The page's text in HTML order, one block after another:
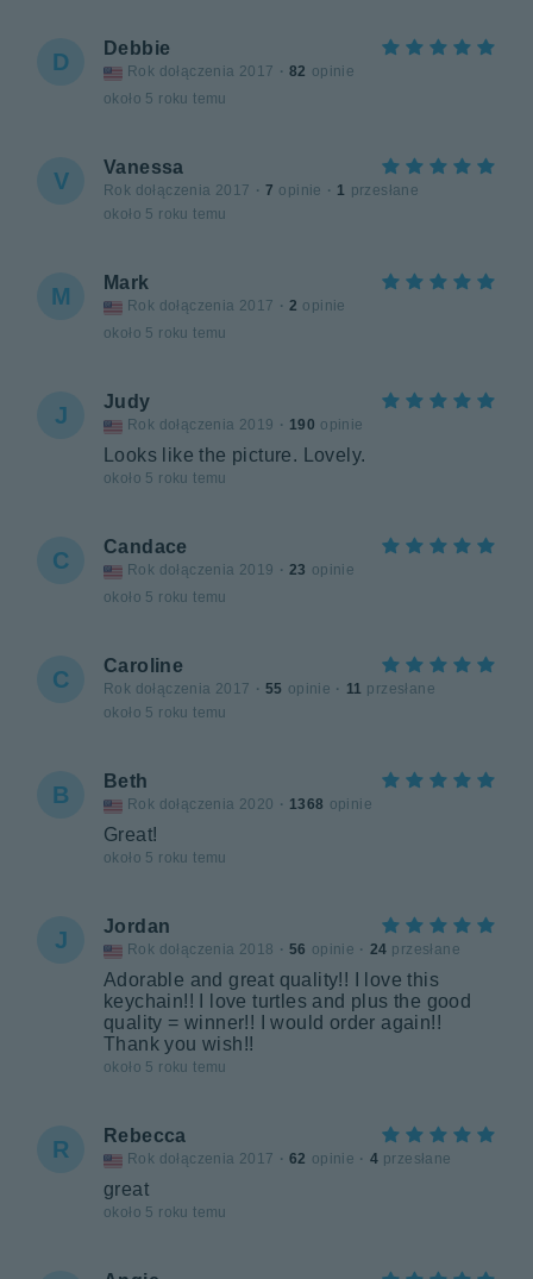
D
Debbie
Rok dołączenia 2017 · 82 opinie
około 5 roku temu
V
Vanessa
Rok dołączenia 2017 · 7 opinie · 1 przesłane
około 5 roku temu
M
Mark
Rok dołączenia 2017 · 2 opinie
około 5 roku temu
J
Judy
Rok dołączenia 2019 · 190 opinie
Looks like the picture. Lovely.
około 5 roku temu
C
Candace
Rok dołączenia 2019 · 23 opinie
około 5 roku temu
C
Caroline
Rok dołączenia 2017 · 55 opinie · 11 przesłane
około 5 roku temu
B
Beth
Rok dołączenia 2020 · 1368 opinie
Great!
około 5 roku temu
J
Jordan
Rok dołączenia 2018 · 56 opinie · 24 przesłane
Adorable and great quality!! I love this
keychain!! I love turtles and plus the good
quality = winner!! I would order again!!
Thank you wish!!
około 5 roku temu
R
Rebecca
Rok dołączenia 2017 · 62 opinie · 4 przesłane
great
około 5 roku temu